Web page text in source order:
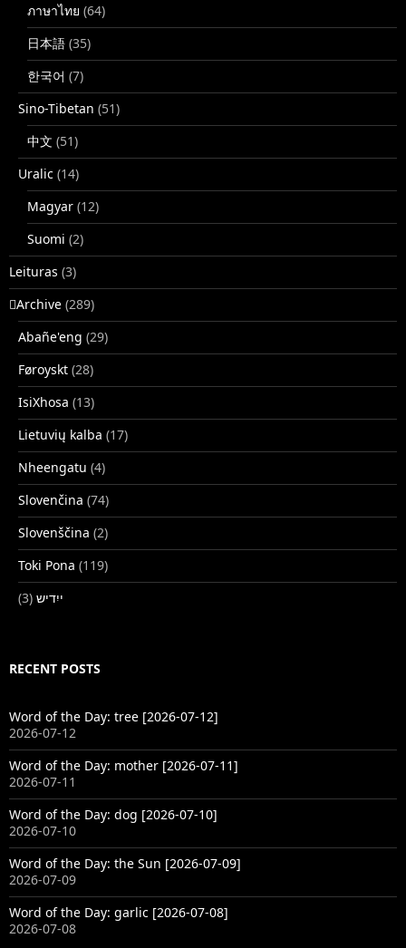
ภาษาไทย (64)
日本語 (35)
한국어 (7)
Sino-Tibetan (51)
中文 (51)
Uralic (14)
Magyar (12)
Suomi (2)
Leituras (3)
􏿽Archive (289)
Abañe'eng (29)
Føroyskt (28)
IsiXhosa (13)
Lietuvių kalba (17)
Nheengatu (4)
Slovenčina (74)
Slovenščina (2)
Toki Pona (119)
ייִדיש (3)
RECENT POSTS
Word of the Day: tree [2026-07-12]
2026-07-12
Word of the Day: mother [2026-07-11]
2026-07-11
Word of the Day: dog [2026-07-10]
2026-07-10
Word of the Day: the Sun [2026-07-09]
2026-07-09
Word of the Day: garlic [2026-07-08]
2026-07-08